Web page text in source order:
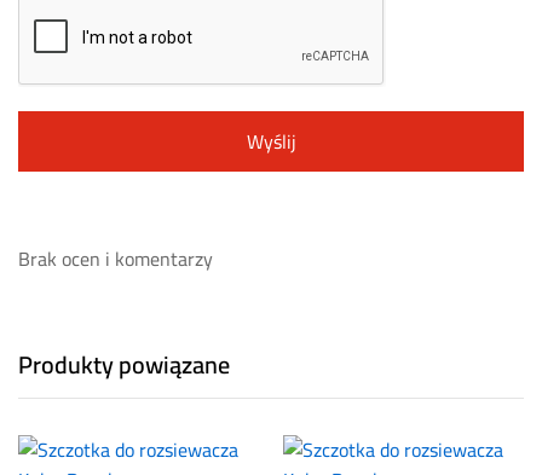
Brak ocen i komentarzy
Produkty powiązane